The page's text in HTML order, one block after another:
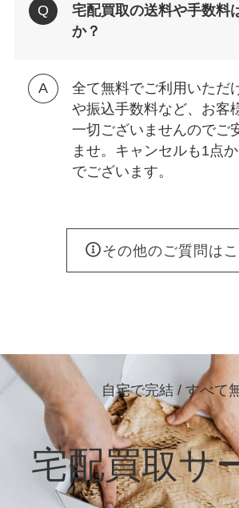
宅配買取の送料や手数料
か？
全て無料でご利用いただ
や振込手数料など、お客
一切ございませんのでご
ませ。キャンセルも1点
でございます。
その他のご質問は
自宅で完結 / すべて
宅配買取サ